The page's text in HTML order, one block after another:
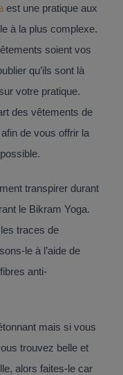
est une pratique aux
à la plus complexe.
soient vos
qu’ils sont là
votre pratique.
des vêtements de
de vous offrir la
transpirer durant
le Bikram Yoga.
traces de
le à l’aide de
anti-
mais si vous
trouvez belle et
alors faites-le car